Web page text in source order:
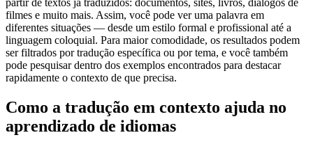
partir de textos já traduzidos: documentos, sites, livros, diálogos de
filmes e muito mais. Assim, você pode ver uma palavra em
diferentes situações — desde um estilo formal e profissional até a
linguagem coloquial. Para maior comodidade, os resultados podem
ser filtrados por tradução específica ou por tema, e você também
pode pesquisar dentro dos exemplos encontrados para destacar
rapidamente o contexto de que precisa.
Como a tradução em contexto ajuda no
aprendizado de idiomas